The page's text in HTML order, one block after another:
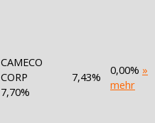
CAMECO
CORP
7,70%
7,43% 0,00% »
mehr